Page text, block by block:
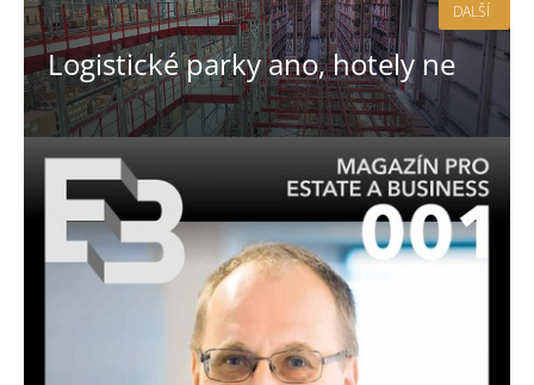
Logistické parky ano, hotely ne
DALŠÍ